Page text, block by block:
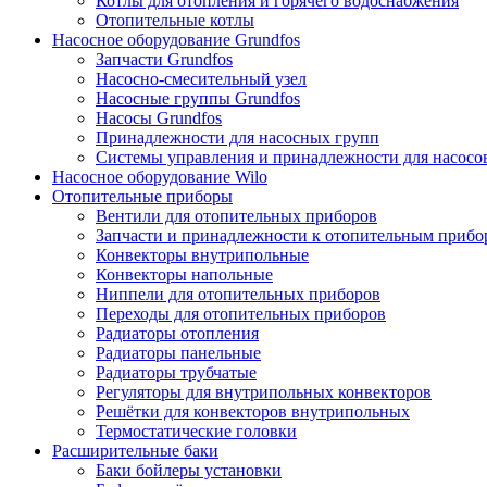
Отопительные котлы
Насосное оборудование Grundfos
Запчасти Grundfos
Насосно-смесительный узел
Насосные группы Grundfos
Насосы Grundfos
Принадлежности для насосных групп
Системы управления и принадлежности для
Насосное оборудование Wilo
Отопительные приборы
Вентили для отопительных приборов
Запчасти и принадлежности к отопительным
Конвекторы внутрипольные
Конвекторы напольные
Ниппели для отопительных приборов
Переходы для отопительных приборов
Радиаторы отопления
Радиаторы панельные
Радиаторы трубчатые
Регуляторы для внутрипольных конвекторов
Решётки для конвекторов внутрипольных
Термостатические головки
Расширительные баки
Баки бойлеры установки